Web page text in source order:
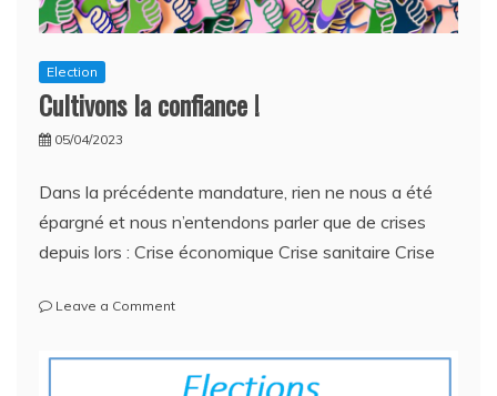
Election
Cultivons la confiance !
05/04/2023
Dans la précédente mandature, rien ne nous a été
épargné et nous n’entendons parler que de crises
depuis lors : Crise économique Crise sanitaire Crise
Leave a Commenton
confiance